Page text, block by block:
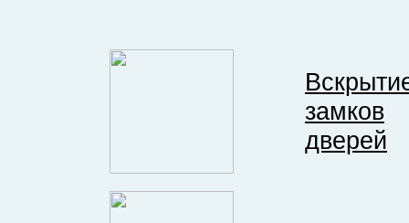
замков
дверей